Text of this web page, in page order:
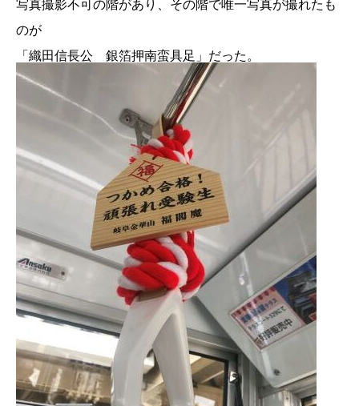
写真撮影不可の階があり、その階で唯一写真が撮れたも
のが
「織田信長公 銀箔押南蛮具足」だった。